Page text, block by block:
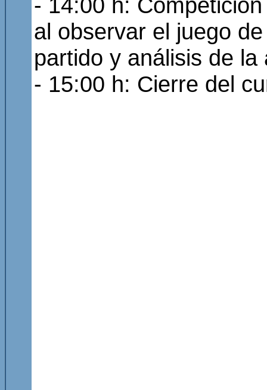
al observar el juego
partido y análisis de
- 15:00 h: Cierre del